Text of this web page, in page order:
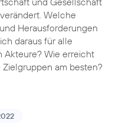
Welche
Herausforderungen
daraus für alle
Akteure? Wie erreicht
Zielgruppen am besten?